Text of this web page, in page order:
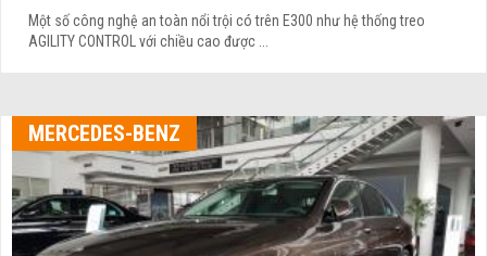
Một số công nghệ an toàn nổi trội có trên E300 như hệ thống treo
AGILITY CONTROL với chiều cao được ...
MERCEDES-BENZ